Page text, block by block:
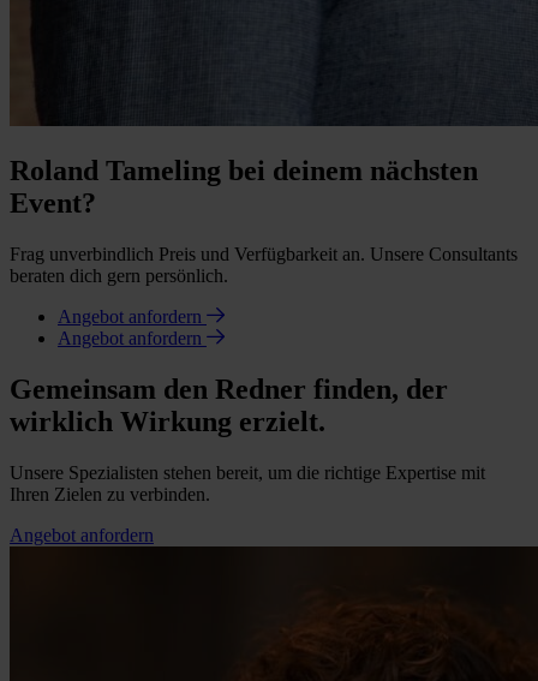
Roland Tameling bei deinem nächsten
Event?
Frag unverbindlich Preis und Verfügbarkeit an. Unsere Consultants
beraten dich gern persönlich.
Angebot anfordern
Angebot anfordern
Gemeinsam den Redner finden, der
wirklich Wirkung erzielt.
Unsere Spezialisten stehen bereit, um die richtige Expertise mit
Ihren Zielen zu verbinden.
Angebot anfordern